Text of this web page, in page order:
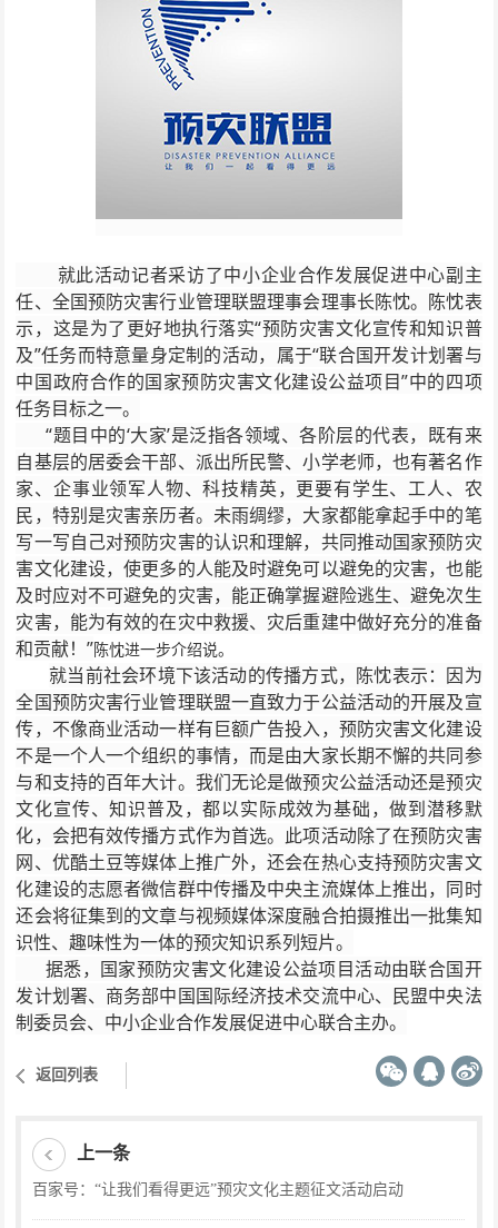
就此活动记者采访了中小企业合作发展促进中心副主
任、全国预防灾害行业管理联盟理事会理事长陈忱。陈忱表
示，这是为了更好地执行落实“预防灾害文化宣传和知识普
及”任务而特意量身定制的活动，属于“联合国开发计划署与
中国政府合作的国家预防灾害文化建设公益项目”中的四项
任务目标之一。
“题目中的‘大家’是泛指各领域、各阶层的代表，既有来
自基层的居委会干部、派出所民警、小学老师，也有著名作
家、企事业领军人物、科技精英，更要有学生、工人、农
民，特别是灾害亲历者。未雨绸缪，大家都能拿起手中的笔
写一写自己对预防灾害的认识和理解，共同推动国家预防灾
害文化建设，使更多的人能及时避免可以避免的灾害，也能
及时应对不可避免的灾害，能正确掌握避险逃生、避免次生
灾害，能为有效的在灾中救援、灾后重建中做好充分的准备
和贡献！”陈忱进一步介绍说。
就当前社会环境下该活动的传播方式，陈忱表示：因为
全国预防灾害行业管理联盟一直致力于公益活动的开展及宣
传，不像商业活动一样有巨额广告投入，预防灾害文化建设
不是一个人一个组织的事情，而是由大家长期不懈的共同参
与和支持的百年大计。我们无论是做预灾公益活动还是预灾
文化宣传、知识普及，都以实际成效为基础，做到潜移默
化，会把有效传播方式作为首选。此项活动除了在预防灾害
网、优酷土豆等媒体上推广外，还会在热心支持预防灾害文
化建设的志愿者微信群中传播及中央主流媒体上推出，同时
还会将征集到的文章与视频媒体深度融合拍摄推出一批集知
识性、趣味性为一体的预灾知识系列短片。
据悉，国家预防灾害文化建设公益项目活动由联合国开
发计划署、商务部中国国际经济技术交流中心、民盟中央法
制委员会、中小企业合作发展促进中心联合主办。
返回列表
上一条
百家号：“让我们看得更远”预灾文化主题征文活动启动